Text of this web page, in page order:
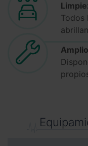
Todos